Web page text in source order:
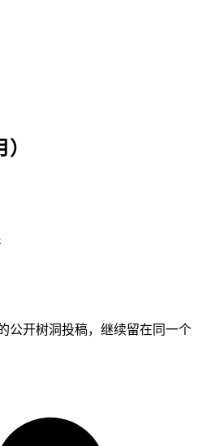
公开树洞投稿，继续留在同一个